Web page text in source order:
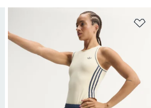
Aggiungi alla lista dei desideri